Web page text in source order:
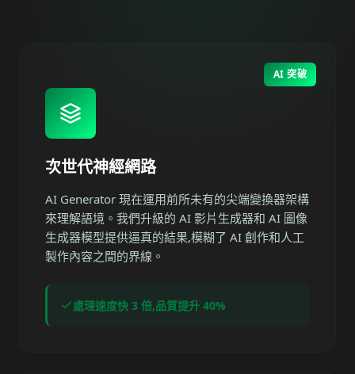
AI 突破
次世代神經網路
AI Generator 現在運用前所未有的尖端變換器架構
來理解語境。我們升級的 AI 影片生成器和 AI 圖像
生成器模型提供逼真的結果,模糊了 AI 創作和人工
製作內容之間的界線。
處理速度快 3 倍,品質提升 40%